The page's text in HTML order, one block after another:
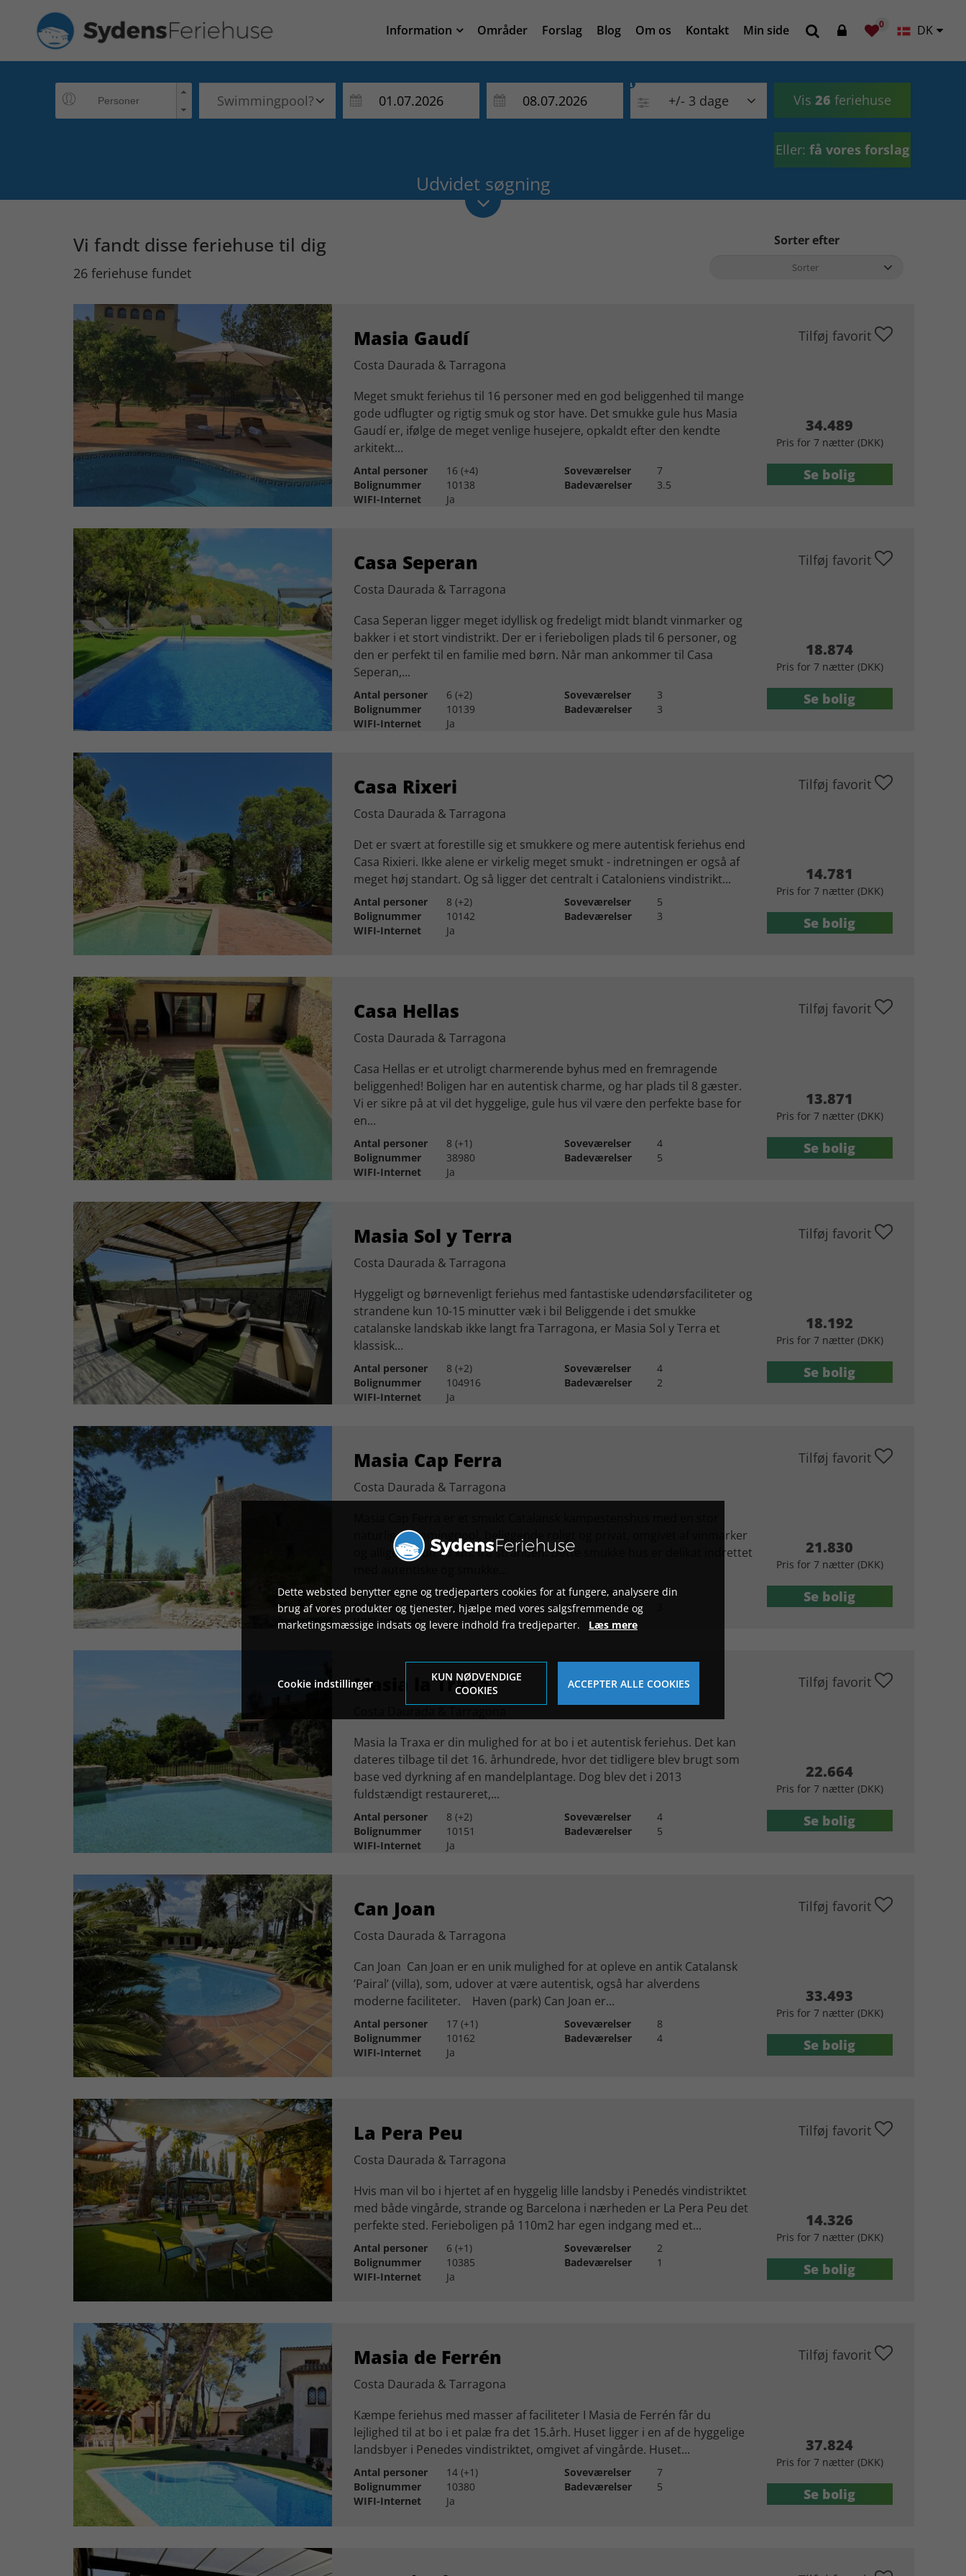
DK
0
Information Områder Forslag Blog Om os Kontakt Min side
+/- 3 dage

Vis 26 feriehuse
Eller: få vores forslag
Udvidet søgning
Sorter efter
Vi fandt disse feriehuse til dig
26 feriehuse fundet
Masia Gaudí Tilføj favorit
Costa Daurada & Tarragona
Meget smukt feriehus til 16 personer med en god beliggenhed til mange
gode udflugter og rigtig smuk og stor have. Det smukke gule hus Masia
Gaudí er, ifølge de meget venlige husejere, opkaldt efter den kendte
arkitekt...
Antal personer 16 (+4) Soveværelser
7
Bolignummer
10138 Badeværelser
3.5
WIFI-Internet
Ja
34.489
Pris for 7 nætter (DKK)
Se bolig
Casa Seperan Tilføj favorit
Costa Daurada & Tarragona
Casa Seperan ligger meget idyllisk og fredeligt midt blandt vinmarker og
bakker i et stort vindistrikt. Der er i ferieboligen plads til 6 personer, og
den er perfekt til en familie med børn. Når man ankommer til Casa
Seperan,...
Antal personer 6 (+2) Soveværelser
3
Bolignummer
10139 Badeværelser
3
WIFI-Internet
Ja
18.874
Pris for 7 nætter (DKK)
Se bolig
Casa Rixeri Tilføj favorit
Costa Daurada & Tarragona
Det er svært at forestille sig et smukkere og mere autentisk feriehus end
Casa Rixieri. Ikke alene er virkelig meget smukt - indretningen er også af
meget høj standart. Og så ligger det centralt i Cataloniens vindistrikt...
Antal personer 8 (+2) Soveværelser
5
Bolignummer
10142 Badeværelser
3
WIFI-Internet
Ja
14.781
Pris for 7 nætter (DKK)
Se bolig
Casa Hellas Tilføj favorit
Costa Daurada & Tarragona
Casa Hellas er et utroligt charmerende byhus med en fremragende
beliggenhed! Boligen har en autentisk charme, og har plads til 8 gæster.
Vi er sikre på at vil det hyggelige, gule hus vil være den perfekte base for
en...
Antal personer 8 (+1) Soveværelser
4
Bolignummer
38980 Badeværelser
5
WIFI-Internet
Ja
13.871
Pris for 7 nætter (DKK)
Se bolig
Masia Sol y Terra Tilføj favorit
Costa Daurada & Tarragona
Hyggeligt og børnevenligt feriehus med fantastiske udendørsfaciliteter og
strandene kun 10-15 minutter væk i bil Beliggende i det smukke
catalanske landskab ikke langt fra Tarragona, er Masia Sol y Terra et
klassisk...
Antal personer 8 (+2) Soveværelser
4
Bolignummer
104916 Badeværelser
2
WIFI-Internet
Ja
18.192
Pris for 7 nætter (DKK)
Se bolig
Masia Cap Ferra Tilføj favorit
Costa Daurada & Tarragona
naturlig swimmingpool, beliggende roligt og privat, omgivet af vinmarker
og alligevel kun 19 km. fra stranden. Dette smukke hus er delikat indrettet
Antal personer 12 (+1) Soveværelser
4
Bolignummer
10140 Badeværelser
WIFI-Internet
Ja
21.830
Pris for 7 nætter (DKK)
Se bolig
Masia la Traxa Tilføj favorit
Masia la Traxa er din mulighed for at bo i et autentisk feriehus. Det kan
dateres tilbage til det 16. århundrede, hvor det tidligere blev brugt som
base ved dyrkning af en mandelplantage. Dog blev det i 2013
fuldstændigt restaureret,...
Antal personer 8 (+2) Soveværelser
4
Bolignummer
10151 Badeværelser
5
WIFI-Internet
Ja
22.664
Pris for 7 nætter (DKK)
Se bolig
Can Joan Tilføj favorit
Costa Daurada & Tarragona
Can Joan Can Joan er en unik mulighed for at opleve en antik Catalansk
’Pairal’ (villa), som, udover at være autentisk, også har alverdens
moderne faciliteter. Haven (park) Can Joan er...
Antal personer 17 (+1) Soveværelser
8
Bolignummer
10162 Badeværelser
4
WIFI-Internet
Ja
33.493
Pris for 7 nætter (DKK)
Se bolig
La Pera Peu Tilføj favorit
Costa Daurada & Tarragona
Hvis man vil bo i hjertet af en hyggelig lille landsby i Penedés vindistriktet
med både vingårde, strande og Barcelona i nærheden er La Pera Peu det
perfekte sted. Ferieboligen på 110m2 har egen indgang med et...
Antal personer 6 (+1) Soveværelser
2
Bolignummer
10385 Badeværelser
1
WIFI-Internet
Ja
14.326
Pris for 7 nætter (DKK)
Se bolig
Masia de Ferrén Tilføj favorit
Costa Daurada & Tarragona
Kæmpe feriehus med masser af faciliteter I Masia de Ferrén får du
lejlighed til at bo i et palæ fra det 15.årh. Huset ligger i en af de hyggelige
landsbyer i Penedes vindistriktet, omgivet af vingårde. Huset...
Antal personer 14 (+1) Soveværelser
7
Bolignummer
10380 Badeværelser
5
WIFI-Internet
Ja
37.824
Pris for 7 nætter (DKK)
Se bolig
Dette websted benytter egne og tredjeparters cookies for at fungere, analysere din
brug af vores produkter og tjenester, hjælpe med vores salgsfremmende og
marketingsmæssige indsats og levere indhold fra tredjeparter. Læs mere
Cookie indstillinger
KUN NØDVENDIGE
COOKIES
ACCEPTER ALLE COOKIES